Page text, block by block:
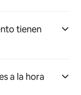
tienen
a la hora